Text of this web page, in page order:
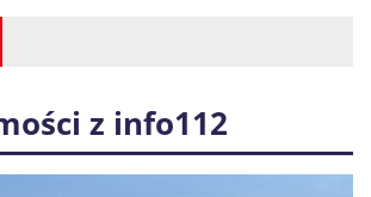
z info112